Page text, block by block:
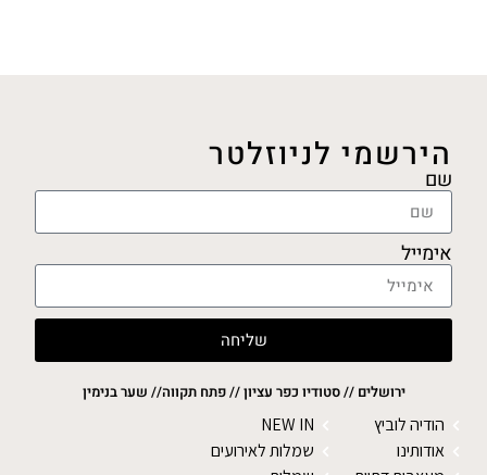
הירשמי לניוזלטר
שם
אימייל
שליחה
ירושלים // סטודיו כפר עציון // פתח תקווה// שער בנימין
הודיה לוביץ
אודותינו
NEW IN
שמלות לאירועים